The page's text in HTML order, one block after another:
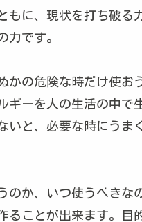
もに、現状を打ち破る
力です。
かの危険な時だけ使お
ギーを人の生活の中で
いと、必要な時にうま
のか、いつ使うべきな
ることが出来ます。目